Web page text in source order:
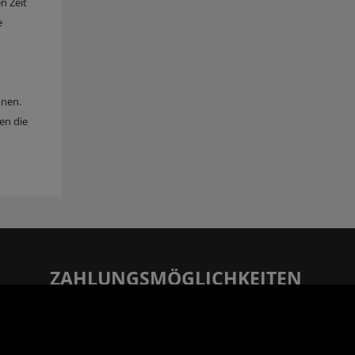
die
ZAHLUNGSMÖGLICHKEITEN